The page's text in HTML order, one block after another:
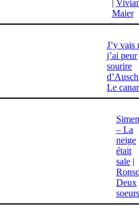
|
Maier
J’y vais
j’ai peur
sourire
Le
– La
neige
était
sale |
Deux
soeurs